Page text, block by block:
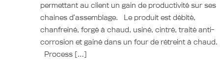
permettant au client un gain de productivité sur ses
chaines d’assemblage. Le produit est débité,
chanfreiné, forgé à chaud, usiné, cintré, traité anti-
corrosion et gainé dans un four de rétreint à
Process […]